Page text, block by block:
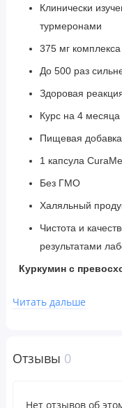
Клинически
турмеронами
375 мг
До 500 раз
Здоровая
Курс на 4 месяца
Пищевая добавка
1 капсула
Без ГМО
Халяльный
Чистота и
результатами
Куркумин с
Куркумин - самый
уровень как наиболее
CuraMed 375 мг
Читать дальше
Отзывы 0
Нет отзывов об